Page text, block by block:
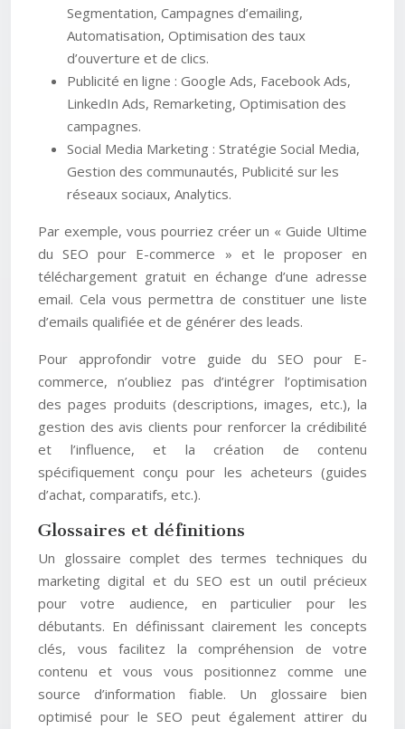
Segmentation, Campagnes d’emailing,
Automatisation, Optimisation des taux
d’ouverture et de clics.
Publicité en ligne : Google Ads, Facebook Ads,
LinkedIn Ads, Remarketing, Optimisation des
campagnes.
Social Media Marketing : Stratégie Social Media,
Gestion des communautés, Publicité sur les
réseaux sociaux, Analytics.
Par exemple, vous pourriez créer un « Guide Ultime
du SEO pour E-commerce » et le proposer en
téléchargement gratuit en échange d’une adresse
email. Cela vous permettra de constituer une liste
d’emails qualifiée et de générer des leads.
Pour approfondir votre guide du SEO pour E-
commerce, n’oubliez pas d’intégrer l’optimisation
des pages produits (descriptions, images, etc.), la
gestion des avis clients pour renforcer la crédibilité
et l’influence, et la création de contenu
spécifiquement conçu pour les acheteurs (guides
d’achat, comparatifs, etc.).
Glossaires et définitions
Un glossaire complet des termes techniques du
marketing digital et du SEO est un outil précieux
pour votre audience, en particulier pour les
débutants. En définissant clairement les concepts
clés, vous facilitez la compréhension de votre
contenu et vous vous positionnez comme une
source d’information fiable. Un glossaire bien
optimisé pour le SEO peut également attirer du